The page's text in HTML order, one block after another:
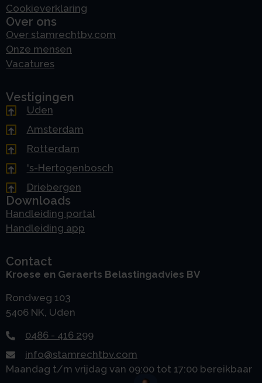
Cookieverklaring
Over ons
Over stamrechtbv.com
Onze mensen
Vacatures
Vestigingen
Uden
Amsterdam
Rotterdam
's-Hertogenbosch
Driebergen
Downloads
Handleiding portal
Handleiding app
Contact
Kroese en Geraerts Belastingadvies BV
Rondweg 103
5406 NK, Uden
0486 - 416 299
info@stamrechtbv.com
Maandag t/m vrijdag van 09:00 tot 17:00 bereikbaar